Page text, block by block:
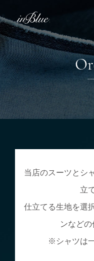
inBlueの強み
ふるさと納税取扱方法
メディア掲載アクセス
JP
当店のスーツとシ
立
仕立てる生地を選
ンなどの
※シャツは